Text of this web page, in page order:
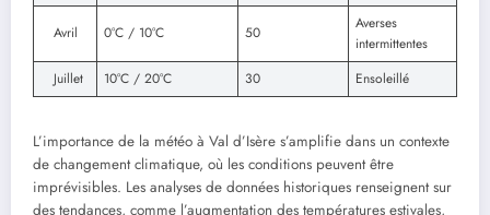
Avril 0°C / 10°C 50
Averses
intermittentes
Juillet
10°C / 20°C 30 Ensoleillé
L’importance de la météo à Val d’Isère s’amplifie dans un contexte
de changement climatique, où les conditions peuvent être
imprévisibles. Les analyses de données historiques renseignent sur
des tendances, comme l’augmentation des températures estivales,